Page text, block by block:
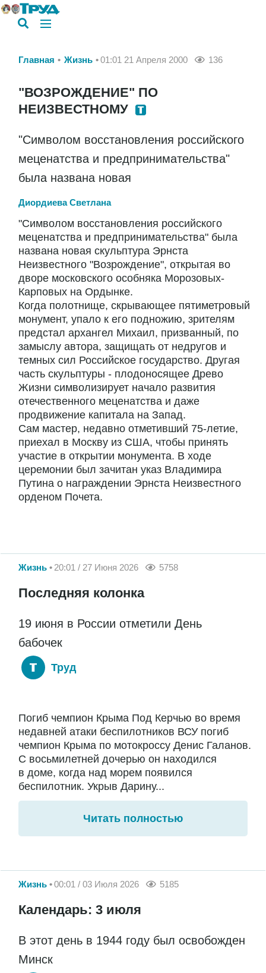
Главная Жизнь 01:01 21 Апреля 2000 136
"ВОЗРОЖДЕНИЕ" ПО
НЕИЗВЕСТНОМУ
"Символом восстановления российского
меценатства и предпринимательства"
была названа новая
Диордиева Светлана
"Символом восстановления российского
меценатства и предпринимательства" была
названа новая скульптура Эрнста
Неизвестного "Возрождение", открытая во
дворе московского особняка Морозовых-
Карповых на Ордынке.
Когда полотнище, скрывающее пятиметровый
монумент, упало к его подножию, зрителям
предстал архангел Михаил, призванный, по
замыслу автора, защищать от недругов и
темных сил Российское государство. Другая
часть скульптуры - плодоносящее Древо
Жизни символизирует начало развития
отечественного меценатства и даже
продвижение капитала на Запад.
Сам мастер, недавно отметивший 75-летие,
приехал в Москву из США, чтобы принять
участие в открытии монумента. В ходе
церемонии был зачитан указ Владимира
Путина о награждении Эрнста Неизвестного
орденом Почета.
Жизнь 20:01 / 27 Июня 2026 5758
Последняя колонка
19 июня в России отметили День
бабочек
Труд
Погиб чемпион Крыма Под Керчью во время
недавней атаки беспилотников ВСУ погиб
чемпион Крыма по мотокроссу Денис Галанов.
С восьмилетней дочерью он находился
в доме, когда над морем появился
беспилотник. Укрыв Дарину...
Читать полностью
Жизнь 00:01 / 03 Июля 2026 5185
Календарь: 3 июля
В этот день в 1944 году был освобожден
Минск